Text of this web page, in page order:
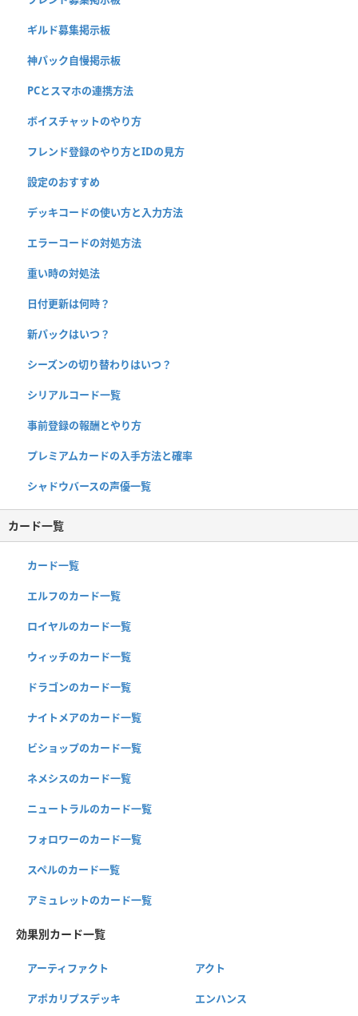
ギルド募集掲示板
神パック自慢掲示板
PCとスマホの連携方法
ボイスチャットのやり方
フレンド登録のやり方とIDの見方
設定のおすすめ
デッキコードの使い方と入力方法
エラーコードの対処方法
重い時の対処法
日付更新は何時？
新パックはいつ？
シーズンの切り替わりはいつ？
シリアルコード一覧
事前登録の報酬とやり方
プレミアムカードの入手方法と確率
シャドウバースの声優一覧
カード一覧
カード一覧
エルフのカード一覧
ロイヤルのカード一覧
ウィッチのカード一覧
ドラゴンのカード一覧
ナイトメアのカード一覧
ビショップのカード一覧
ネメシスのカード一覧
ニュートラルのカード一覧
フォロワーのカード一覧
スペルのカード一覧
アミュレットのカード一覧
効果別カード一覧
アーティファクト アクト
アポカリプスデッキ エンハンス